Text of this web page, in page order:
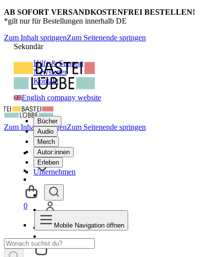
AB SOFORT VERSANDKOSTENFREI BESTELLEN!
*gilt nur für Bestellungen innerhalb DE
Zum Inhalt springenZum Seitenende springen
Sekundär
Hilfe & Support
Newsletter
Kontakt
English company website
Bücher
Audio
Merch
Autor:innen
Erleben
Unternehmen
Zum Inhalt springenZum Seitenende springen
0
Mobile Navigation öffnen